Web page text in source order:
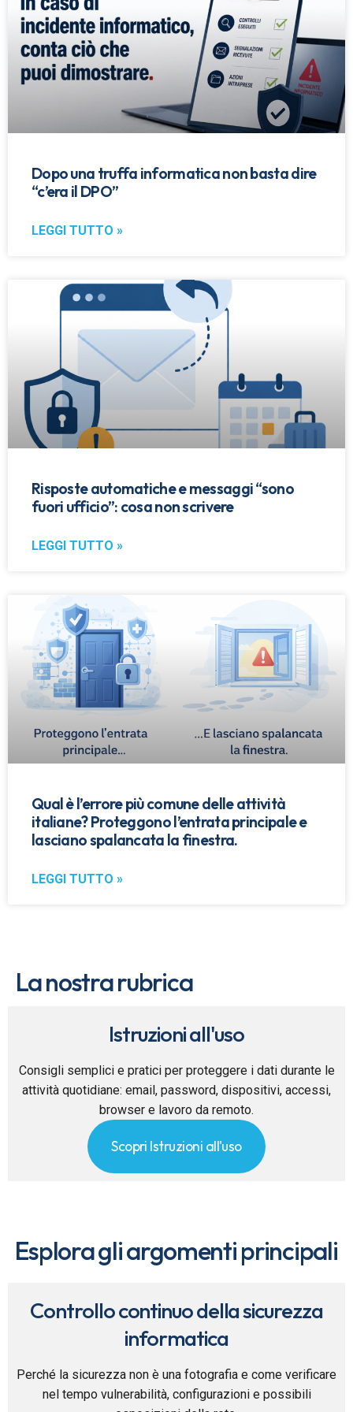
Dopo una truffa informatica non basta dire
“c’era il DPO”
LEGGI TUTTO »
Risposte automatiche e messaggi “sono
fuori ufficio”: cosa non scrivere
LEGGI TUTTO »
Qual è l’errore più comune delle attività
italiane? Proteggono l’entrata principale e
lasciano spalancata la finestra.
LEGGI TUTTO »
La nostra rubrica
Istruzioni all'uso
Consigli semplici e pratici per proteggere i dati durante le
attività quotidiane: email, password, dispositivi, accessi,
browser e lavoro da remoto.
Scopri Istruzioni all'uso
Esplora gli argomenti principali
Controllo continuo della sicurezza
informatica
Perché la sicurezza non è una fotografia e come verificare
nel tempo vulnerabilità, configurazioni e possibili